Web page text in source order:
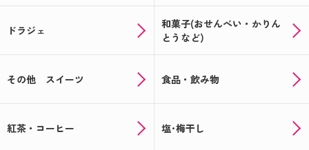
ドラジェ
和菓子(おせんべい・かりん
とうなど)
その他 スイーツ 食品・飲み物
紅茶・コーヒー 塩･梅干し